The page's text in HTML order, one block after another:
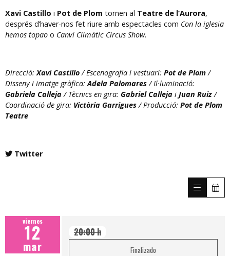
Xavi Castillo i Pot de Plom tornen al Teatre de l’Aurora,
després d’haver-nos fet riure amb espectacles com Con la iglesia
hemos topao o Canvi Climàtic Circus Show.
Direcció:Xavi Castillo/ Escenografia i vestuari: Pot de Plom/
Disseny i imatge gràfica:Adela Palomares/ Il·luminació:
Gabriela Calleja/ Tècnics en gira: Gabriel Calleja i Juan Ruiz/
Coordinació de gira: Victòria Garrigues/ Producció: Pot de Plom
Teatre
Twitter
viernes
12
mar
20:00 h
Finalizado